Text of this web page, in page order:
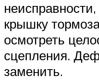
крышку
осмотреть
сцепления.
заменить.